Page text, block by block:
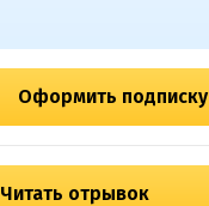
Оформить подписку
Читать отрывок